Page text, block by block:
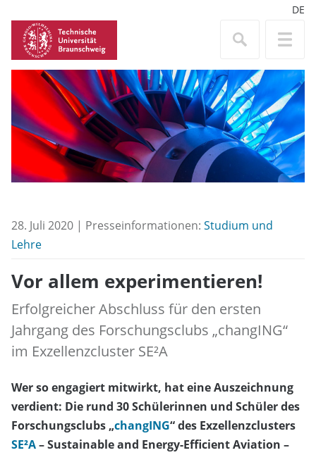
DE
28. Juli 2020 | Presseinformationen: Studium und
Lehre
Vor allem experimentieren!
Erfolgreicher Abschluss für den ersten
Jahrgang des Forschungsclubs „changING“
im Exzellenzcluster SE²A
Wer so engagiert mitwirkt, hat eine Auszeichnung
verdient: Die rund 30 Schülerinnen und Schüler des
Forschungsclubs „changING“ des Exzellenzclusters
SE²A– Sustainable and Energy-Efficient Aviation –